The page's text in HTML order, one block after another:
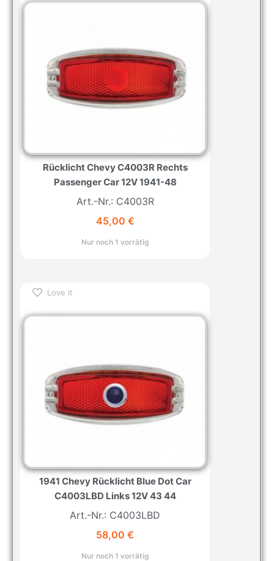
Rücklicht Chevy C4003R Rechts
Passenger Car 12V 1941-48
Art.-Nr.: C4003R
45,00 €
Nur noch 1 vorrätig
Love it
1941 Chevy Rücklicht Blue Dot Car
C4003LBD Links 12V 43 44
Art.-Nr.: C4003LBD
58,00 €
Nur noch 1 vorrätig